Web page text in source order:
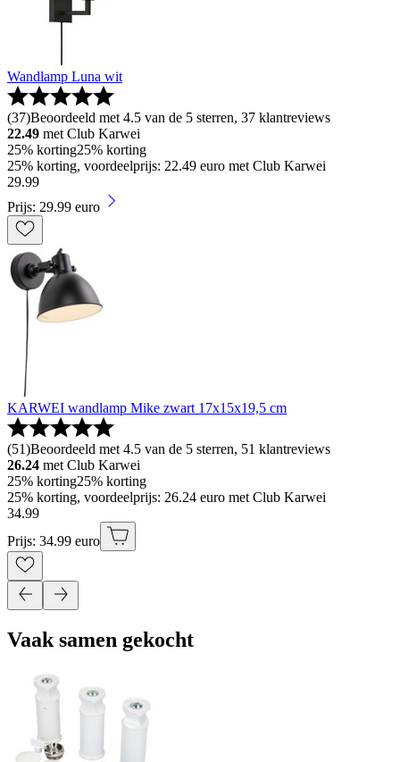
Wandlamp Luna wit
(37)Beoordeeld met 4.5 van de 5 sterren, 37 klantreviews
22.49 met Club Karwei
25% korting25% korting
25% korting, voordeelprijs: 22.49 euro met Club Karwei
29.99
Prijs: 29.99 euro
KARWEI wandlamp Mike zwart 17x15x19,5 cm
(51)Beoordeeld met 4.5 van de 5 sterren, 51 klantreviews
26.24 met Club Karwei
25% korting25% korting
25% korting, voordeelprijs: 26.24 euro met Club Karwei
34.99
Prijs: 34.99 euro
Vaak samen gekocht